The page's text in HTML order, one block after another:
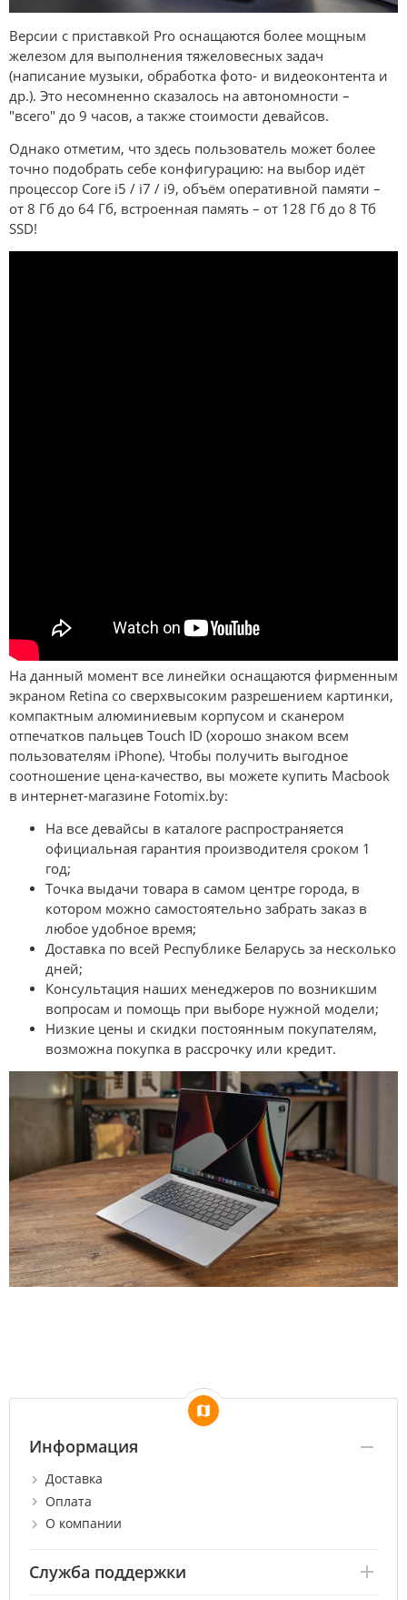
Версии с приставкой Pro оснащаются более мощным
железом для выполнения тяжеловесных задач
(написание музыки, обработка фото- и видеоконтента и
др.). Это несомненно сказалось на автономности –
"всего" до 9 часов, а также стоимости девайсов.
Однако отметим, что здесь пользователь может более
точно подобрать себе конфигурацию: на выбор идёт
процессор Core i5 / i7 / i9, объём оперативной памяти –
от 8 Гб до 64 Гб, встроенная память – от 128 Гб до 8 Тб
SSD!
На данный момент все линейки оснащаются фирменным
экраном Retina со сверхвысоким разрешением картинки,
компактным алюминиевым корпусом и сканером
отпечатков пальцев Touch ID (хорошо знаком всем
пользователям iPhone). Чтобы получить выгодное
соотношение цена-качество, вы можете купить Macbook
в интернет-магазине Fotomix.by:
На все девайсы в каталоге распространяется
официальная гарантия производителя сроком 1
год;
Точка выдачи товара в самом центре города, в
котором можно самостоятельно забрать заказ в
любое удобное время;
Доставка по всей Республике Беларусь за несколько
дней;
Консультация наших менеджеров по возникшим
вопросам и помощь при выборе нужной модели;
Низкие цены и скидки постоянным покупателям,
возможна покупка в рассрочку или кредит.
Информация
Доставка
Оплата
О компании
Служба поддержки